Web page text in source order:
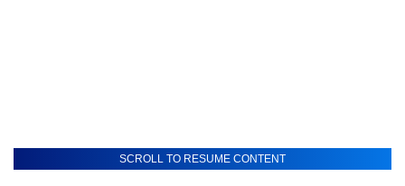
SCROLL TO RESUME CONTENT